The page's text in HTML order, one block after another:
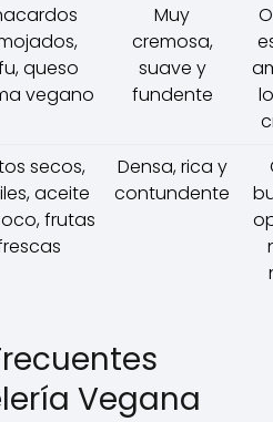
queso
vegano
Muy
cremosa,
suave y
fundente
secos,
aceite
frutas
Densa, rica y
contundente
Vegana